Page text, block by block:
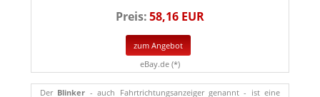
Preis:58,16 EUR
zum Angebot
eBay.de (*)
Der Blinker - auch Fahrtrichtungsanzeiger genannt - ist eine